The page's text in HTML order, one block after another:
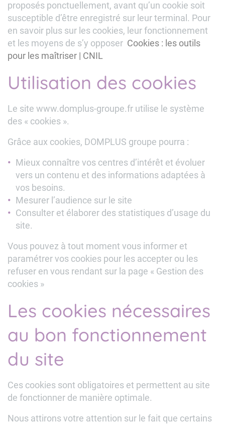
proposés ponctuellement, avant qu’un cookie soit
susceptible d’être enregistré sur leur terminal. Pour
en savoir plus sur les cookies, leur fonctionnement
et les moyens de s’y opposer Cookies : les outils
pour les maîtriser | CNIL
Utilisation des cookies
Le site www.domplus-groupe.fr utilise le système
des « cookies ».
Grâce aux cookies, DOMPLUS groupe pourra :
Mieux connaître vos centres d’intérêt et évoluer
vers un contenu et des informations adaptées à
vos besoins.
Mesurer l’audience sur le site
Consulter et élaborer des statistiques d’usage du
site.
Vous pouvez à tout moment vous informer et
paramétrer vos cookies pour les accepter ou les
refuser en vous rendant sur la page « Gestion des
cookies »
Les cookies nécessaires
au bon fonctionnement
du site
Ces cookies sont obligatoires et permettent au site
de fonctionner de manière optimale.
Nous attirons votre attention sur le fait que certains